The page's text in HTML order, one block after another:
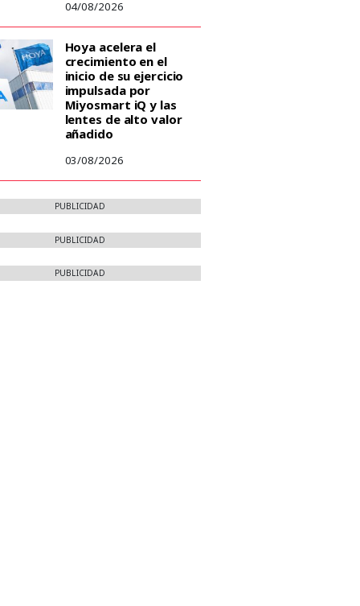
04/08/2026
Hoya acelera el
crecimiento en el
inicio de su ejercicio
impulsada por
Miyosmart iQ y las
lentes de alto valor
añadido
03/08/2026
PUBLICIDAD
PUBLICIDAD
PUBLICIDAD